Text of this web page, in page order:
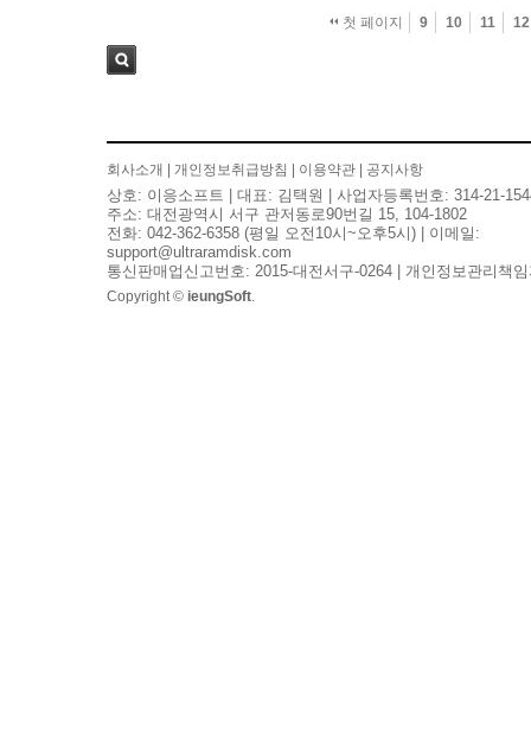
첫 페이지 9 10 11 12
회사소개 개인정보취급방침 이용약관 공지사항
상호: 이응소프트 | 대표: 김택원 | 사업자등록번호: 314-21-
주소: 대전광역시 서구 관저동로90번길 15, 104-1802
전화: 042-362-6358 (평일 오전10시~오후5시) | 이메일:
support@ultraramdisk.com
통신판매업신고번호: 2015-대전서구-0264 | 개인정보관리책
Copyright © ieungSoft.